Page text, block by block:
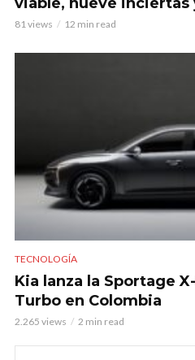
81 views 12 min read
TECNOLOGÍA
Kia lanza la Sportage
Turbo en Colombia
2.265 views 2 min read